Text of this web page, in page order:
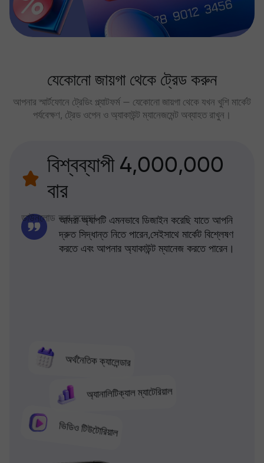
যেকোনো জায়গা থেকে ট্রেড করুন
আপনার স্মার্টফোনে ট্রেডিং প্ল্যাটফর্ম — যেকোনো জায়গা থেকে যখন খুশি মার্কেট
পর্যবেক্ষণ, ট্রেড ওপেন ও অ্যাকাউন্ট ম্যানেজমেন্ট অব্যাহত রাখুন।
বিশ্বব্যাপী 4,000,000
বার
ডাউনলোড করা হয়েছে!
অর্থনৈতিক ক্যালেন্ডার
অ্যানালিটিক্যাল ম্যাটেরিয়াল
ভিডিও টিউটোরিয়াল
আমরা অ্যাপটি এমনভাবে ডিজাইন করেছি যাতে আপনি
দ্রুত সিদ্ধান্ত নিতে পারেন,সেইসাথে মার্কেট বিশ্লেষণ
করতে এবং আপনার অ্যাকাউন্ট ম্যানেজ করতে পারেন।